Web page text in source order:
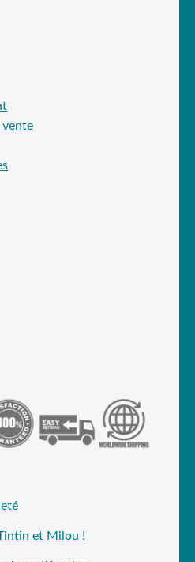
vente
et Milou !